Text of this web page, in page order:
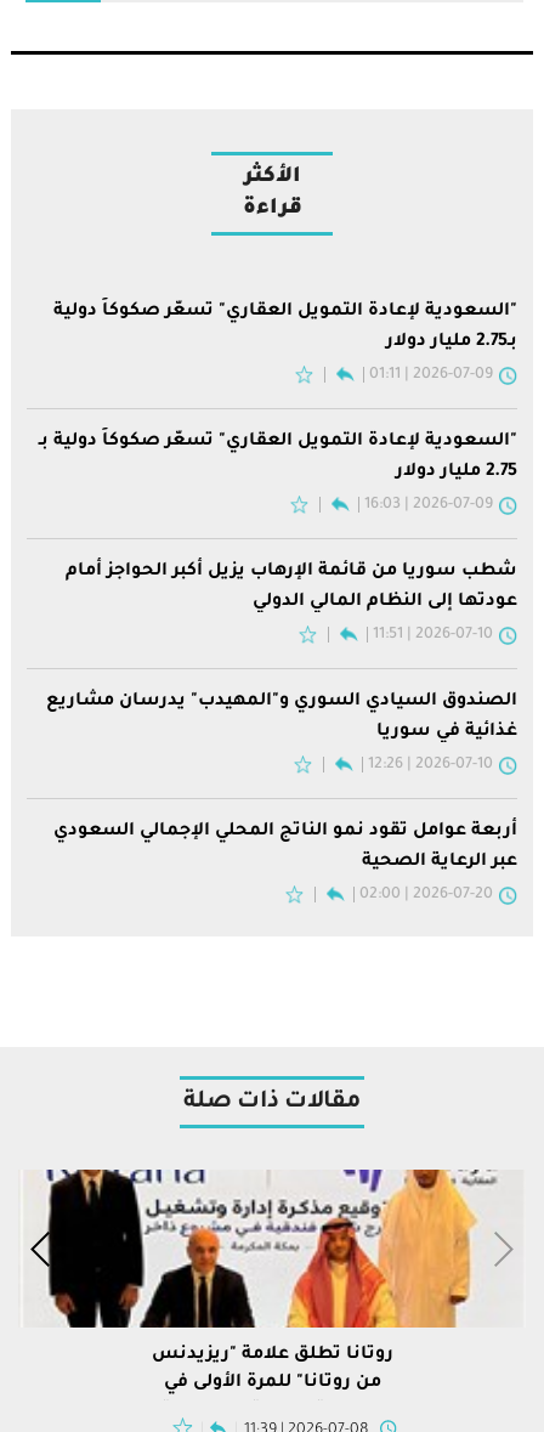
الأكثر
قراءة
"السعودية لإعادة التمويل العقاري" تسعّر صكوكاً دولية
بـ2.75 مليار دولار
2026-07-09 | 01:11
"السعودية لإعادة التمويل العقاري" تسعّر صكوكاً دولية بـ
2.75 مليار دولار
2026-07-09 | 16:03
شطب سوريا من قائمة الإرهاب يزيل أكبر الحواجز أمام
عودتها إلى النظام المالي الدولي
2026-07-10 | 11:51
الصندوق السيادي السوري و"المهيدب" يدرسان مشاريع
غذائية في سوريا
2026-07-10 | 12:26
أربعة عوامل تقود نمو الناتج المحلي الإجمالي السعودي
عبر الرعاية الصحية
2026-07-20 | 02:00
مقالات ذات صلة
روتانا تطلق علامة "ريزيدنس
من روتانا" للمرة الأولى في